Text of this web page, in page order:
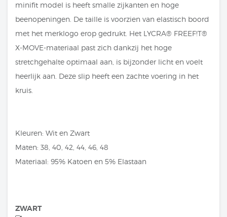
minifit model is heeft smalle zijkanten en hoge
beenopeningen. De taille is voorzien van elastisch boord
met het merklogo erop gedrukt. Het LYCRA® FREEF!T®
X-MOVE-materiaal past zich dankzij het hoge
stretchgehalte optimaal aan, is bijzonder licht en voelt
heerlijk aan. Deze slip heeft een zachte voering in het
kruis.
Kleuren: Wit en Zwart
Maten: 38, 40, 42, 44, 46, 48
Materiaal: 95% Katoen en 5% Elastaan
ZWART